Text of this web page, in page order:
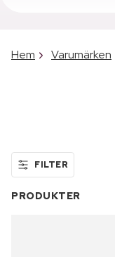
Hem Varumärken
FILTER
PRODUKTER